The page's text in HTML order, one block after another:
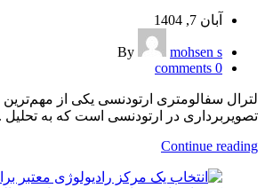
آبان 7, 1404
By
mohsen s
0
comments
لترال سفالومتری ارتودنسی یکی از مهم‌ترین
تصویربرداری در ارتودنسی است که به تحلیل
Continue reading